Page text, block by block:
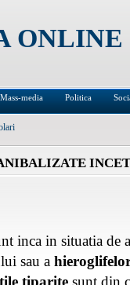
ONLINE
Mass-media Politica
inca in situatia de
sau a
tiparite sunt din